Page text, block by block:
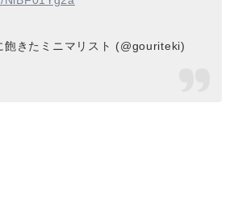
きたミニマリスト (@gouriteki)